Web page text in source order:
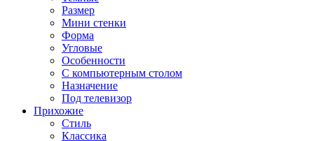
Размер
Мини стенки
Форма
Угловые
Особенности
С компьютерным столом
Назначение
Под телевизор
Прихожие
Стиль
Классика